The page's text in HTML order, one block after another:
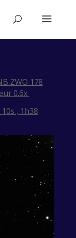
ZWO 178
0.6x
, 1h38